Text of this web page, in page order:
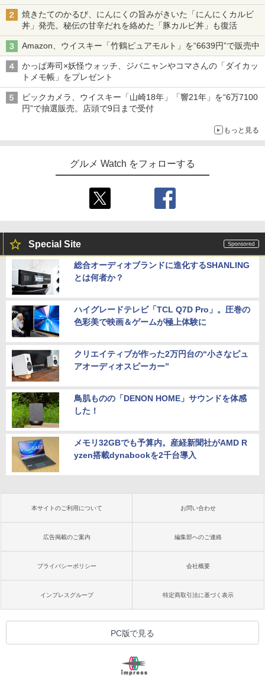
焼きたてのかるび、にんにくの旨みがきいた「にんにくカルビ
丼」発売。秘伝の甘辛だれを絡めた「豚カルビ丼」も復活
Amazon、ウイスキー「竹鶴ピュアモルト」を“6639円”で販売中
かっぱ寿司×妖怪ウォッチ、ジバニャンやコマさんの「ダイカッ
トメモ帳」をプレゼント
ビックカメラ、ウイスキー「山崎18年」「響21年」を“6万7100
円”で抽選販売。店頭で9日まで受付
もっと見る
グルメ Watch をフォローする
Special Site
総合オーディオブランドに進化するSHANLING
とは何者か？
ハイグレードテレビ「TCL Q7D Pro」。圧巻の
色彩美で映画＆ゲームが極上体験に
クリエイティブが作った2万円台の“小さなピュ
アオーディオスピーカー”
鳥肌ものの「DENON HOME」サウンドを体感
した！
メモリ32GBでも予算内。産経新聞社がAMD R
yzen搭載dynabookを2千台導入
本サイトのご利用について お問い合わせ
広告掲載のご案内 編集部へのご連絡
プライバシーポリシー 会社概要
インプレスグループ 特定商取引法に基づく表示
PC版で見る